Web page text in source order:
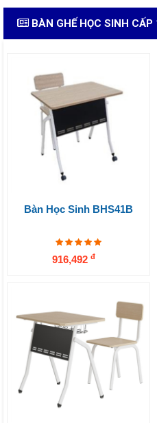
BÀN GHẾ HỌC SINH
Bàn Học Sinh BHS41B
916,492 đ